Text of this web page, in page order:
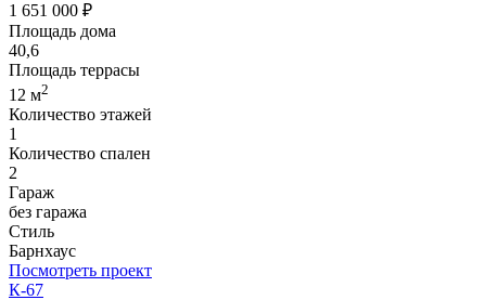
1 651 000 ₽
Площадь дома
40,6
Площадь террасы
12 м2
Количество этажей
1
Количество спален
2
Гараж
без гаража
Стиль
Барнхаус
Посмотреть проект
К-67